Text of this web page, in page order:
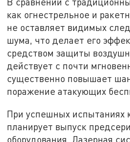
как огнестрельное и
не оставляет видимых
шума, что делает его
средством защиты
действует с почти
существенно повышает
поражение атакующих
При успешных испытаниях
планирует выпуск
оборудования. Лазерная